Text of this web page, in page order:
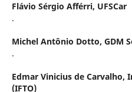
Flávio Sérgio Afférri, UFSCar
.
Michel Antônio Dotto, GDM
.
Edmar Vinicius de Carvalho,
(IFTO)